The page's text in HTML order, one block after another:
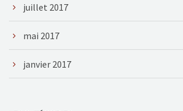
juillet 2017
mai 2017
janvier 2017